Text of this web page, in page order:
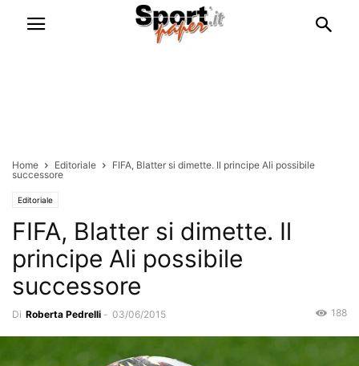
Home Editoriale
FIFA, Blatter si dimette. Il principe Ali possibile
successore
Editoriale
FIFA, Blatter si dimette. Il
principe Ali possibile
successore
Di Roberta Pedrelli - 03/06/2015 188